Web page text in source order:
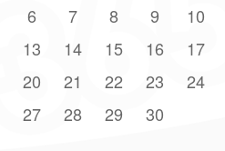
6 7 8 9 10
13 14 15 16 17
20 21 22 23 24
27 28 29 30